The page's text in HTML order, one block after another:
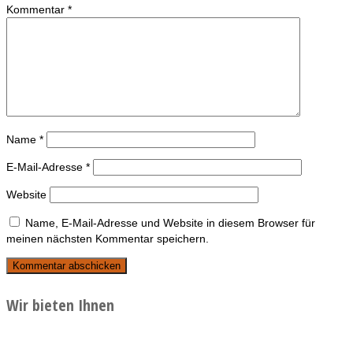
Kommentar *
Name *
E-Mail-Adresse *
Website
Name, E-Mail-Adresse und Website in diesem Browser für
meinen nächsten Kommentar speichern.
Wir bieten Ihnen